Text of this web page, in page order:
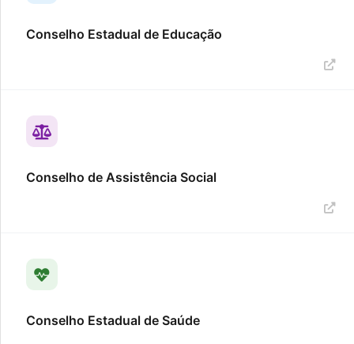
Conselho Estadual de Educação
Conselho de Assistência Social
Conselho Estadual de Saúde